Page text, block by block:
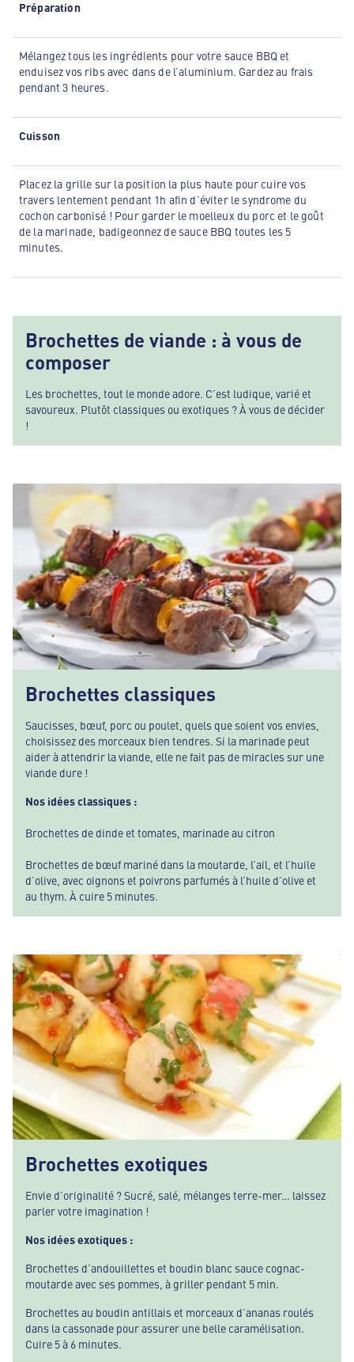
Préparation
Mélangez tous les ingrédients pour votre sauce BBQ et
enduisez vos ribs avec dans de l’aluminium. Gardez au frais
pendant 3 heures.
Cuisson
Placez la grille sur la position la plus haute pour cuire vos
travers lentement pendant 1h afin d’éviter le syndrome du
cochon carbonisé ! Pour garder le moelleux du porc et le goût
de la marinade, badigeonnez de sauce BBQ toutes les 5
minutes.
Brochettes de viande : à vous de
composer
Les brochettes, tout le monde adore. C’est ludique, varié et
savoureux. Plutôt classiques ou exotiques ? À vous de décider
!
Brochettes classiques
Saucisses, bœuf, porc ou poulet, quels que soient vos envies,
choisissez des morceaux bien tendres. Si la marinade peut
aider à attendrir la viande, elle ne fait pas de miracles sur une
viande dure !
Nos idées classiques :
Brochettes de dinde et tomates, marinade au citron
Brochettes de bœuf mariné dans la moutarde, l’ail, et l’huile
d’olive, avec oignons et poivrons parfumés à l’huile d’olive et
au thym. À cuire 5 minutes.
Brochettes exotiques
Envie d’originalité ? Sucré, salé, mélanges terre-mer… laissez
parler votre imagination !
Nos idées exotiques :
Brochettes d’andouillettes et boudin blanc sauce cognac-
moutarde avec ses pommes, à griller pendant 5 min.
Brochettes au boudin antillais et morceaux d’ananas roulés
dans la cassonade pour assurer une belle caramélisation.
Cuire 5 à 6 minutes.